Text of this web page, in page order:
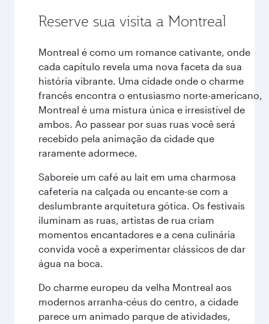
Reserve sua visita a Montreal
Montreal é como um romance cativante, onde
cada capítulo revela uma nova faceta da sua
história vibrante. Uma cidade onde o charme
francês encontra o entusiasmo norte-americano,
Montreal é uma mistura única e irresistível de
ambos. Ao passear por suas ruas você será
recebido pela animação da cidade que
raramente adormece.
Saboreie um café au lait em uma charmosa
cafeteria na calçada ou encante-se com a
deslumbrante arquitetura gótica. Os festivais
iluminam as ruas, artistas de rua criam
momentos encantadores e a cena culinária
convida você a experimentar clássicos de dar
água na boca.
Do charme europeu da velha Montreal aos
modernos arranha-céus do centro, a cidade
parece um animado parque de atividades,